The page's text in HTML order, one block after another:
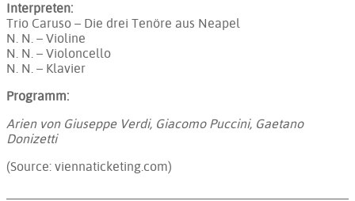
Interpreten:
Trio Caruso – Die drei Tenöre aus Neapel
N. N. – Violine
N. N. – Violoncello
N. N. – Klavier
Programm:
Arien von Giuseppe Verdi, Giacomo Puccini, Gaetano
Donizetti
(Source: viennaticketing.com)